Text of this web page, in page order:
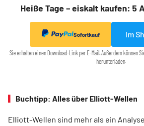
Heiße Tage – eiskalt kaufen: 5
Sofortkauf Im
Sie erhalten einen Download-Link per E-Mail. Außerdem können
herunterladen.
Buchtipp: Alles über Elliott-Wellen
Elliott-Wellen sind mehr als ein